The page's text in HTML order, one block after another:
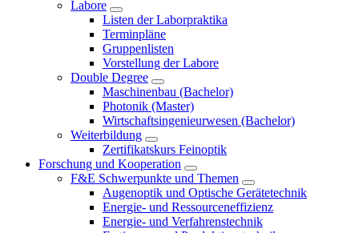
Labore
Listen der Laborpraktika
Terminpläne
Gruppenlisten
Vorstellung der Labore
Double Degree
Maschinenbau (Bachelor)
Photonik (Master)
Wirtschaftsingenieurwesen (Bachelor)
Weiterbildung
Zertifikatskurs Feinoptik
Forschung und Kooperation
F&E Schwerpunkte und Themen
Augenoptik und Optische Gerätetechnik
Energie- und Ressourceneffizienz
Energie- und Verfahrenstechnik